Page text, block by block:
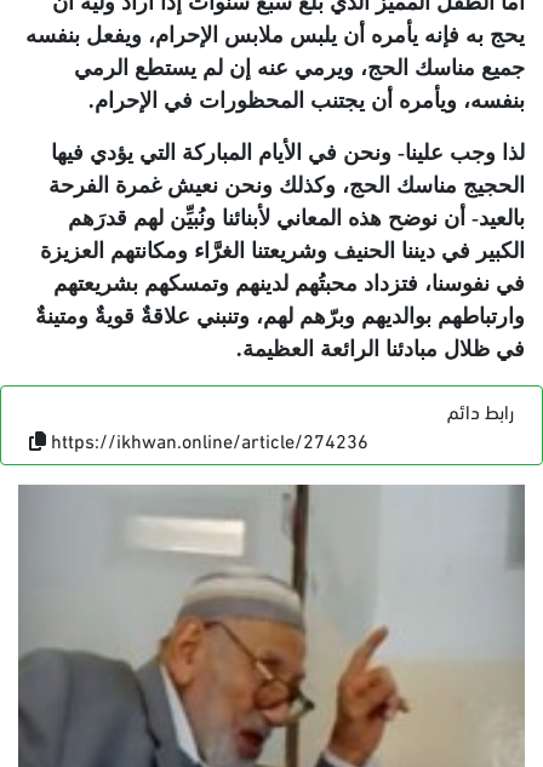
يحج به فإنه يأمره أن يلبس ملابس الإحرام، ويفعل بنفسه
جميع مناسك الحج، ويرمي عنه إن لم يستطع الرمي
بنفسه، ويأمره أن يجتنب المحظورات في الإحرام.
لذا وجب علينا- ونحن في الأيام المباركة التي يؤدي فيها
الحجيج مناسك الحج، وكذلك ونحن نعيش غمرة الفرحة
بالعيد- أن نوضح هذه المعاني لأبنائنا ونُبيِّن لهم قدرَهم
الكبير في ديننا الحنيف وشريعتنا الغرَّاء ومكانتهم العزيزة
في نفوسنا، فتزداد محبتُهم لدينهم وتمسكهم بشريعتهم
وارتباطهم بوالديهم وبرّهم لهم، وتنبني علاقةٌ قويةٌ ومتينةٌ
في ظلال مبادئنا الرائعة العظيمة.
رابط دائم
https://ikhwan.online/article/274236